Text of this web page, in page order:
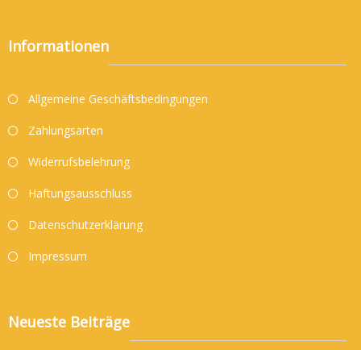
Informationen
Allgemeine Geschäftsbedingungen
Zahlungsarten
Widerrufsbelehrung
Haftungsausschluss
Datenschutzerklärung
Impressum
Neueste Beiträge